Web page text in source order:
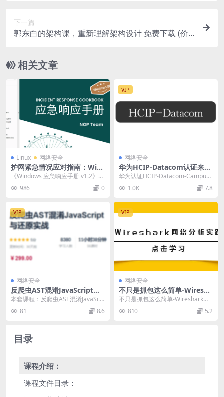
下一篇
郭东白的架构课，重新理解架构设计 免费下载 (价
相关文章
Linux 网络安全
护网紧急情况应对指南：Win
dows版v1.2全新升级版
《Windows 应急响应手册 v1.2》现
已发布，本次更新为手册带来了显
著改进...
986 0
VIP
网络安全
华为HCIP-Datacom认证来
了！华为Python自动化课程
华为智能园区网技术 华为自动
化编程
华为认证HCIP-Datacom-Campus
1.0K 7.8
VIP
网络安全
反爬虫AST混淆JavaScript与
还原实战，视频+资料 价值29
本套课程：反爬虫AST混淆JavaScri
pt与还原实战，课程官方售价299
元，...
81 8.6
VIP
网络安全
不只是抓包这么简单-Wiresha
rk网络分析实践+网络安全架
不只是抓包这么简单-Wireshark网
络分析实践+网络安全架构+安全测
试全面实...
810 5.2
目录
课程介绍：
课程文件目录：